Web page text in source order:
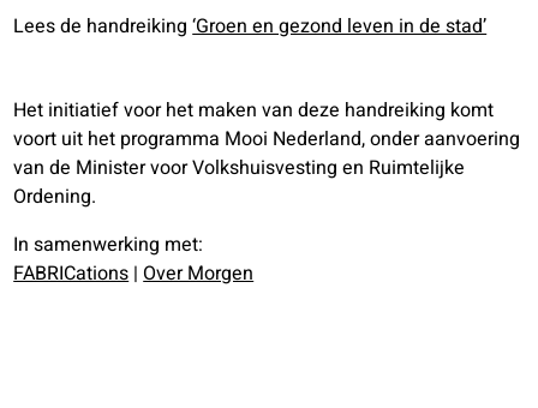
Lees de handreiking‘Groen en gezond leven in de stad’
Het initiatief voor het maken van deze handreiking komt
voort uit het programma Mooi Nederland, onder aanvoering
van de Minister voor Volkshuisvesting en Ruimtelijke
Ordening.
In samenwerking met:
FABRICations | Over Morgen